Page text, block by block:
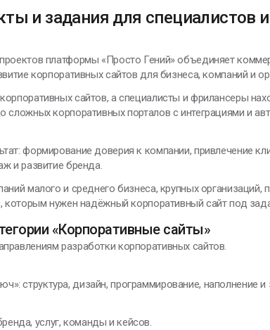
и задания для специалистов и
платформы «Просто Гений» объединяет
корпоративных сайтов для бизнеса, компаний и
сайтов, а специалисты и фрилансеры
корпоративных порталов с интеграциями и
формирование доверия к компании, привлечение
и развитие бренда.
малого и среднего бизнеса, крупных организаций,
которым нужен надёжный корпоративный сайт под
«Корпоративные сайты»
разработки корпоративных сайтов.
структура, дизайн, программирование, наполнение и
услуг, команды и кейсов.